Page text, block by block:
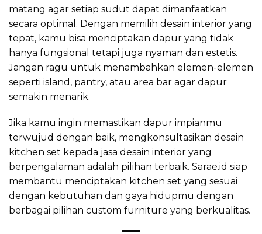
matang agar setiap sudut dapat dimanfaatkan
secara optimal. Dengan memilih desain interior yang
tepat, kamu bisa menciptakan dapur yang tidak
hanya fungsional tetapi juga nyaman dan estetis.
Jangan ragu untuk menambahkan elemen-elemen
seperti island, pantry, atau area bar agar dapur
semakin menarik.
Jika kamu ingin memastikan dapur impianmu
terwujud dengan baik, mengkonsultasikan desain
kitchen set kepada jasa desain interior yang
berpengalaman adalah pilihan terbaik. Sarae.id siap
membantu menciptakan kitchen set yang sesuai
dengan kebutuhan dan gaya hidupmu dengan
berbagai pilihan custom furniture yang berkualitas.